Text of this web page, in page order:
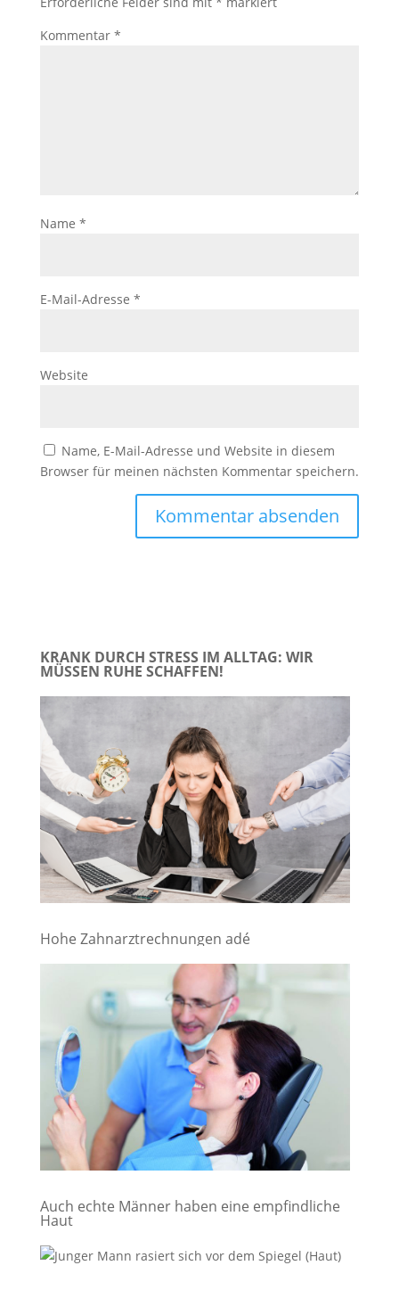
Kommentar *
Name *
E-Mail-Adresse *
Website
Name, E-Mail-Adresse und Website in diesem
Browser für meinen nächsten Kommentar speichern.
KRANK DURCH STRESS IM ALLTAG: WIR
MÜSSEN RUHE SCHAFFEN!
Hohe Zahnarztrechnungen adé
Auch echte Männer haben eine empfindliche
Haut